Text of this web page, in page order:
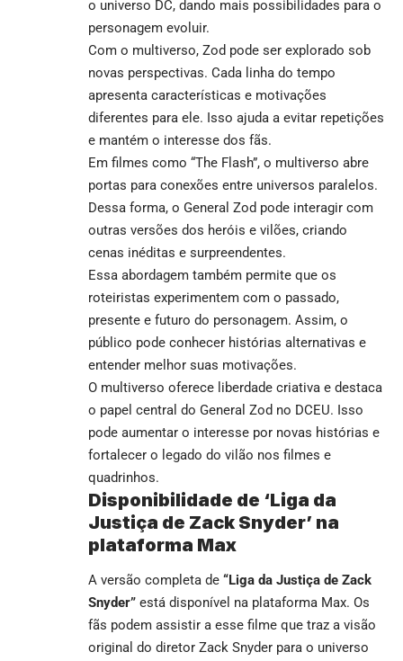
o universo DC, dando mais possibilidades para o
personagem evoluir.
Com o multiverso, Zod pode ser explorado sob
novas perspectivas. Cada linha do tempo
apresenta características e motivações
diferentes para ele. Isso ajuda a evitar repetições
e mantém o interesse dos fãs.
Em filmes como “The Flash”, o multiverso abre
portas para conexões entre universos paralelos.
Dessa forma, o General Zod pode interagir com
outras versões dos heróis e vilões, criando
cenas inéditas e surpreendentes.
Essa abordagem também permite que os
roteiristas experimentem com o passado,
presente e futuro do personagem. Assim, o
público pode conhecer histórias alternativas e
entender melhor suas motivações.
O multiverso oferece liberdade criativa e destaca
o papel central do General Zod no DCEU. Isso
pode aumentar o interesse por novas histórias e
fortalecer o legado do vilão nos filmes e
quadrinhos.
Disponibilidade de ‘Liga da
Justiça de Zack Snyder’ na
plataforma Max
A versão completa de “Liga da Justiça de Zack
Snyder” está disponível na plataforma Max. Os
fãs podem assistir a esse filme que traz a visão
original do diretor Zack Snyder para o universo